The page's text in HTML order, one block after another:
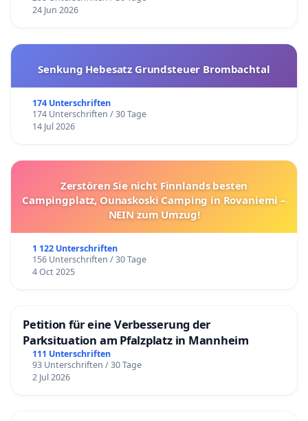
24 Jun 2026
Senkung Hebesatz Grundsteuer Brombachtal
174 Unterschriften
174 Unterschriften / 30 Tage
14 Jul 2026
Zerstören Sie nicht Finnlands besten
Campingplatz, Ounaskoski Camping in Rovaniemi –
NEIN zum Umzug!
1 122 Unterschriften
156 Unterschriften / 30 Tage
4 Oct 2025
Petition für eine Verbesserung der
Parksituation am Pfalzplatz in Mannheim
111 Unterschriften
93 Unterschriften / 30 Tage
2 Jul 2026